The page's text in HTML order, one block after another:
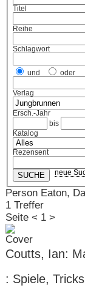
Titel
Reihe
Schlagwort
und oder
Verlag
Ersch.-Jahr
bis
Katalog
Rezensent
neue
Person Eaton,
1 Treffer
Seite < 1 >
Coutts, Ian:
: Spiele,